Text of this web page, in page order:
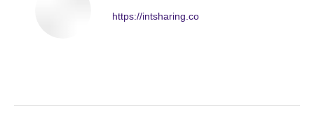
https://intsharing.co